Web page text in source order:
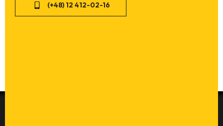
(+48) 12 412-02-16